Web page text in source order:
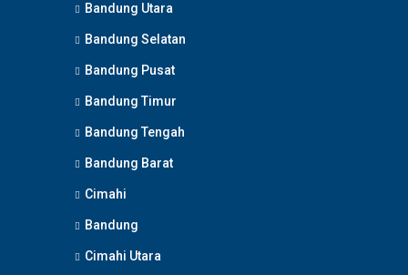
Bandung Utara
Bandung Selatan
Bandung Pusat
Bandung Timur
Bandung Tengah
Bandung Barat
Cimahi
Bandung
Cimahi Utara